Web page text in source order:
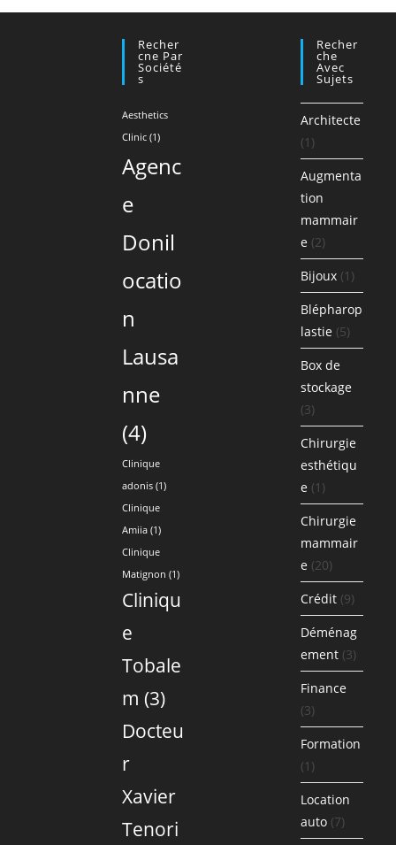
Recher
Cne Par
Société
S
Aesthetics
Clinic (1)
Agenc
e
Donil
ocatio
n
Lausa
nne
(4)
Clinique
adonis (1)
Clinique
Amiia (1)
Clinique
Matignon (1)
Cliniqu
e
Tobale
m (3)
Docteu
r
Xavier
Tenori
Recher
Che
Avec
Sujets
Architecte
(1)
Augmenta
tion
mammair
e (2)
Bijoux (1)
Blépharop
lastie (5)
Box de
stockage
(3)
Chirurgie
esthétiqu
e (1)
Chirurgie
mammair
e (20)
Crédit (9)
Déménag
ement (3)
Finance
(3)
Formation
(1)
Location
auto (7)